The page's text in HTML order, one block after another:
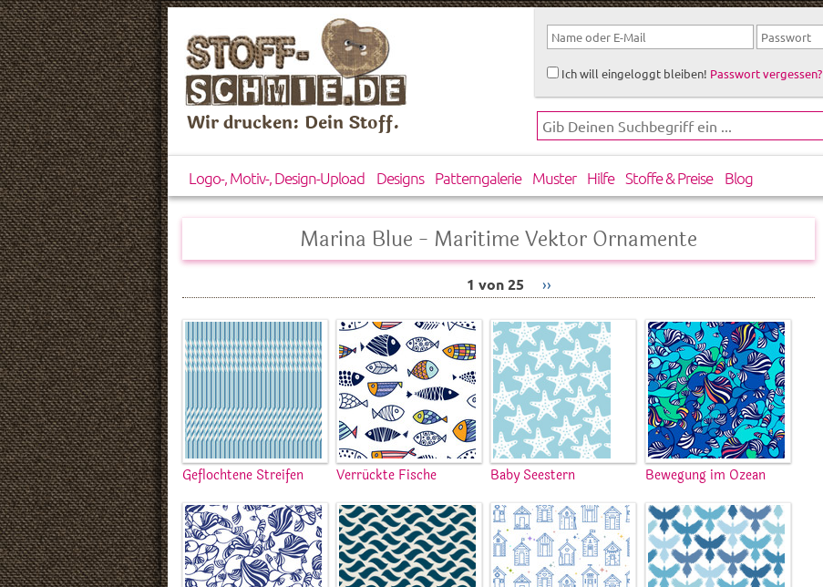
Wir drucken: Dein Stoff.
Ich will eingeloggt bleiben! Passwort vergessen?
Logo-, Motiv-, Design-Upload Designs Patterngalerie Muster Hilfe Stoffe & Preise Blog
Marina Blue - Maritime Vektor Ornamente
1 von 25 ››
Geflochtene Streifen Verrückte Fische Baby Seestern Bewegung im Ozean